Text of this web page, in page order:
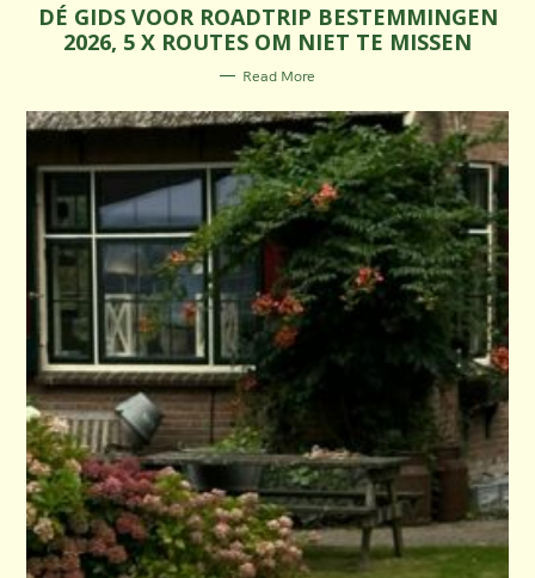
T
E
G
O
R
I
S
DÉ GIDS VOOR ROADTRIP BESTEMMINGEN
2026, 5 X ROUTES OM NIET TE MISSEN
Read More